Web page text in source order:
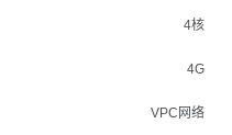
4核
4G
VPC网络